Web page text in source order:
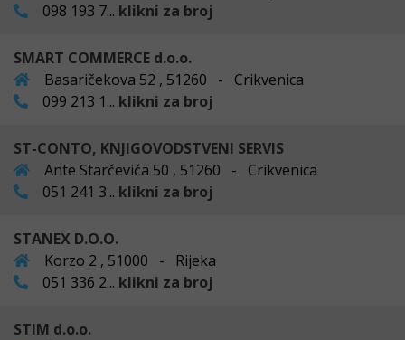
098 193 7... klikni za broj
SMART COMMERCE d.o.o.
Basaričekova 52 , 51260 - Crikvenica
099 213 1... klikni za broj
ST-CONTO, KNJIGOVODSTVENI SERVIS
Ante Starčevića 50 , 51260 - Crikvenica
051 241 3... klikni za broj
STANEX D.O.O.
Korzo 2 , 51000 - Rijeka
051 336 2... klikni za broj
STIM d.o.o.